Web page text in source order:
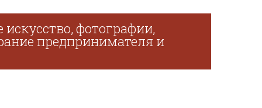
фотографии,
предпринимателя и